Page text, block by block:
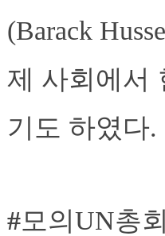
(Barack
제 사회에서
기도 하였다.
#모의UN총